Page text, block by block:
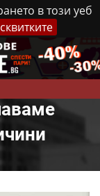
в този уеб
Контакти